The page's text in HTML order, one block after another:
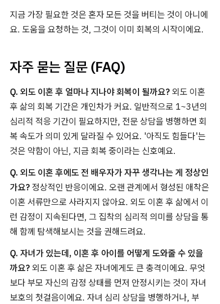
지금 가장 필요한 것은 혼자 모든 것을 버티는 것이 아니에
요. 도움을 요청하는 것, 그것이 이미 회복의 시작이에요.
자주 묻는 질문 (FAQ)
Q. 외도 이혼 후 얼마나 지나야 회복이 될까요? 외도 이혼
후 삶의 회복 기간은 개인차가 커요. 일반적으로 1~3년의
심리적 적응 기간이 필요하지만, 전문 상담을 병행하면 회
복 속도가 의미 있게 달라질 수 있어요. '아직도 힘들다'는
것은 약함이 아닌, 지금 회복 중이라는 신호예요.
Q. 외도 이혼 후에도 전 배우자가 자꾸 생각나는 게 정상인
가요? 정상적인 반응이에요. 오랜 관계에서 형성된 애착은
이혼 서류만으로 사라지지 않아요. 외도 이혼 후 삶에서 이
런 감정이 지속된다면, 그 집착의 심리적 의미를 상담을 통
해 함께 탐색해보시는 것을 권해드려요.
Q. 자녀가 있는데, 이혼 후 아이를 어떻게 도와줄 수 있을
까요? 외도 이혼 후 삶은 자녀에게도 큰 충격이에요. 무엇
보다 부모 자신의 감정 상태를 먼저 안정시키는 것이 자녀
보호의 첫걸음이에요. 자녀 심리 상담을 병행하거나, 부